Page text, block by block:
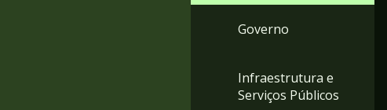
Governo
Infraestrutura e
Serviços Públicos